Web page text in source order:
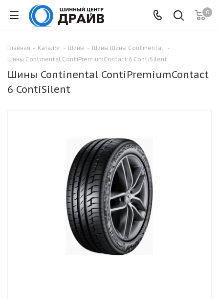
0
Главная - Каталог - Шины - Шины Шины Continental -
Шины Continental ContiPremiumContact 6 ContiSilent
Шины Continental ContiPremiumContact
6 ContiSilent